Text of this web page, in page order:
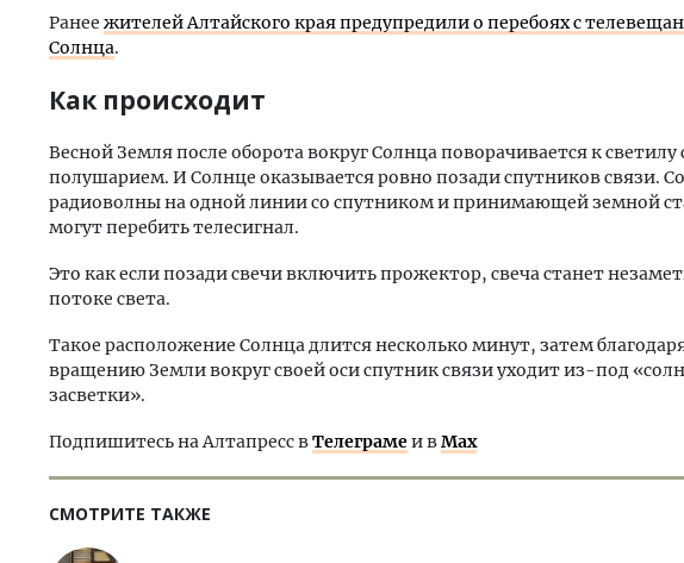
Ранее жителей Алтайского края предупредили о перебоях с
Солнца.
Как происходит
Весной Земля после оборота вокруг Солнца поворачивается к
полушарием. И Солнце оказывается ровно позади спутников связи.
радиоволны на одной линии со спутником и принимающей земной
могут перебить телесигнал.
Это как если позади свечи включить прожектор, свеча станет
потоке света.
Такое расположение Солнца длится несколько минут, затем
вращению Земли вокруг своей оси спутник связи уходит из-под
засветки».
Подпишитесь на Алтапресс вТелеграмеи вMax
СМОТРИТЕ ТАКЖЕ